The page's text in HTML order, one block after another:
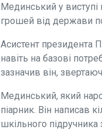
Мединський у виступі
грошей від держави
Асистент президента
навіть на базові
зазначив він,
Мединський, який
піарник. Він написав
шкільного підручника